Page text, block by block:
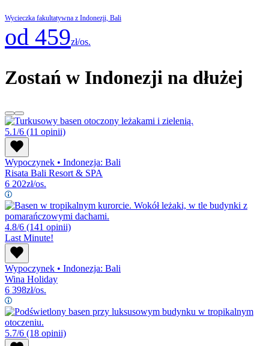
Wycieczka fakultatywna z Indonezji, Bali
od 459zł/os.
Zostań w Indonezji na dłużej
5.1/6 (11 opinii)
Wypoczynek • Indonezja: Bali
Risata Bali Resort & SPA
6 202zł/os.
4.8/6 (141 opinii)
Last Minute!
Wypoczynek • Indonezja: Bali
Wina Holiday
6 398zł/os.
5.7/6 (18 opinii)